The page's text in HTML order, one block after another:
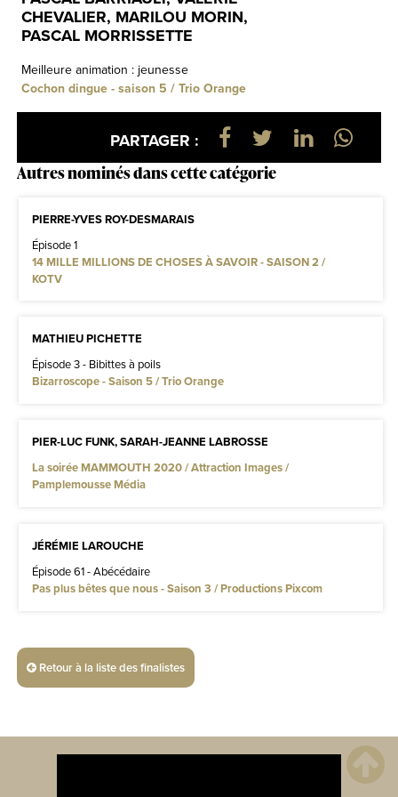
CHEVALIER, MARILOU MORIN,
PASCAL MORRISSETTE
Meilleure animation : jeunesse
Cochon dingue - saison 5 / Trio Orange
PARTAGER :
Autres nominés dans cette catégorie
PIERRE-YVES ROY-DESMARAIS
Épisode 1
14 MILLE MILLIONS DE CHOSES À SAVOIR - SAISON 2 /
KOTV
MATHIEU PICHETTE
Épisode 3 - Bibittes à poils
Bizarroscope - Saison 5 / Trio Orange
PIER-LUC FUNK, SARAH-JEANNE LABROSSE
La soirée MAMMOUTH 2020 / Attraction Images /
Pamplemousse Média
JÉRÉMIE LAROUCHE
Épisode 61 - Abécédaire
Pas plus bêtes que nous - Saison 3 / Productions Pixcom
Retour à la liste des finalistes